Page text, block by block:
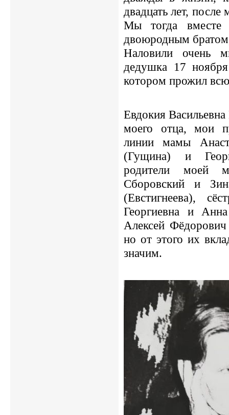
двадцать лет,
Мы тогда
двоюродным
Наловили очень
дедушка 17
котором прожил
Евдокия
моего отца, мои
линии мамы
(Гущина) и
родители моей
Сборовский и
(Евстигнеева),
Георгиевна и
Алексей
но от этого их
значим.